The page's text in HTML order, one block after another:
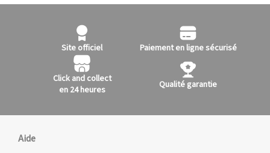
Site officiel Paiement en ligne sécurisé
Click and collect
en 24 heures
Qualité garantie
Aide